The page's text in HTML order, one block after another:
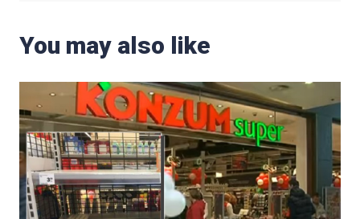
You may also like